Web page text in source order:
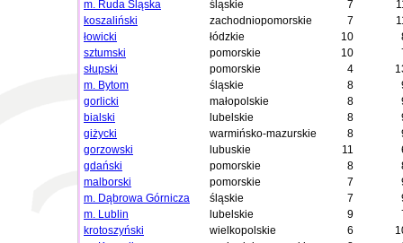
m. Ruda Śląska
śląskie 7
koszaliński
zachodniopomorskie 7
łowicki
łódzkie 10
sztumski
pomorskie 10
słupski
pomorskie 4
m. Bytom
śląskie 8
gorlicki
małopolskie 8
bialski
lubelskie 8
giżycki
warmińsko-mazurskie 8
gorzowski
lubuskie 11
gdański
pomorskie 8
malborski
pomorskie 7
m. Dąbrowa Górnicza
śląskie 7
m. Lublin
lubelskie 9
krotoszyński
wielkopolskie 6